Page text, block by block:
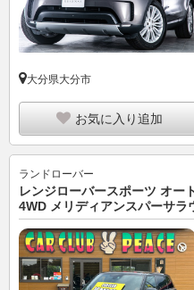
大分県大分市
お気に入り追加
ランドローバー
レンジローバースポーツ オー
4WD メリディアンスパーサラ